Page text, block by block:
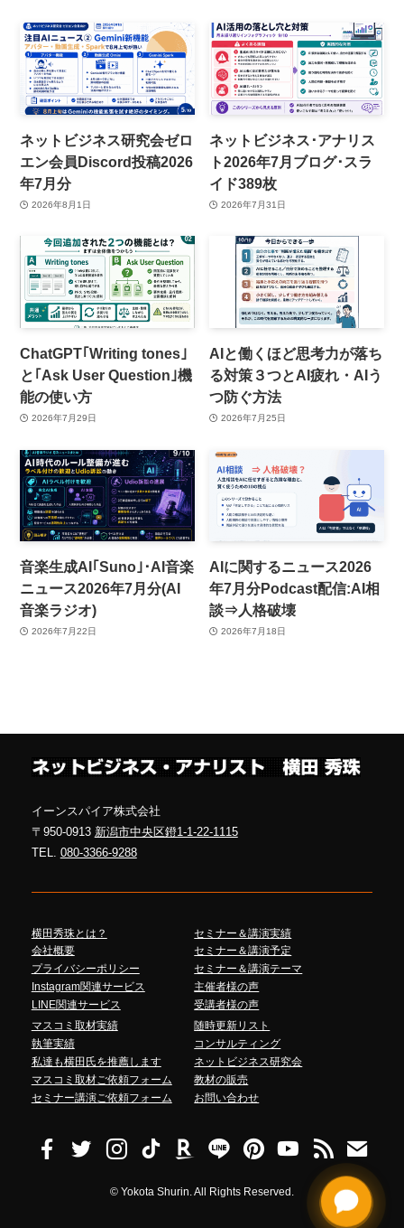
ネットビジネス研究会ゼロ
エン会員Discord投稿2026
年7月分
2026年8月1日
ネットビジネス･アナリス
ト2026年7月ブログ･スラ
イド389枚
2026年7月31日
ChatGPT｢Writing tones｣
と｢Ask User Question｣機
能の使い方
2026年7月29日
AIと働くほど思考力が落ち
る対策３つとAI疲れ・AIう
つ防ぐ方法
2026年7月25日
音楽生成AI｢Suno｣･AI音楽
ニュース2026年7月分(AI
音楽ラジオ)
2026年7月22日
AIに関するニュース2026
年7月分Podcast配信:AI相
談⇒人格破壊
2026年7月18日
イーンスパイア株式会社
〒950-0913 新潟市中央区鐙1-1-22-1115
TEL. 080-3366-9288
横田秀珠とは？
会社概要
プライバシーポリシー
Instagram関連サービス
LINE関連サービス
セミナー＆講演実績
セミナー＆講演予定
セミナー＆講演テーマ
主催者様の声
受講者様の声
マスコミ取材実績
執筆実績
私達も横田氏を推薦します
マスコミ取材ご依頼フォーム
セミナー講演ご依頼フォーム
随時更新リスト
コンサルティング
ネットビジネス研究会
教材の販売
お問い合わせ
© Yokota Shurin. All Rights Reserved.